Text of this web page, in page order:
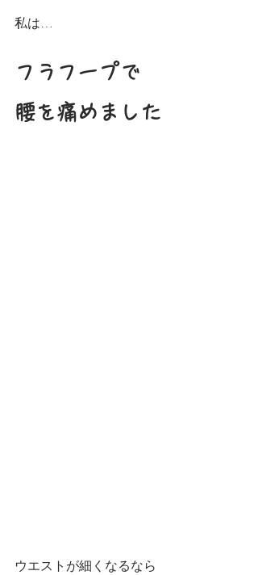
私は…
フラフープで
腰を痛めました
ウエストが細くなるなら